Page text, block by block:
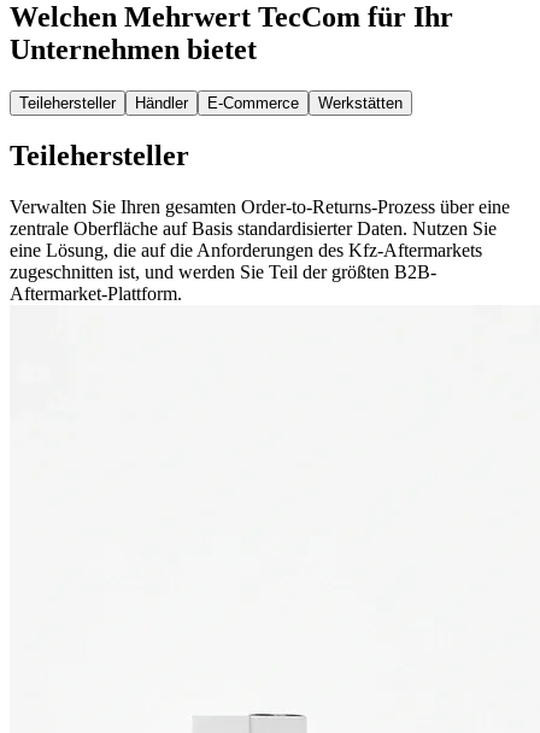
Welchen Mehrwert TecCom für Ihr
Unternehmen bietet
Teilehersteller Händler E-Commerce Werkstätten
Teilehersteller
Verwalten Sie Ihren gesamten Order-to-Returns-Prozess über eine
zentrale Oberfläche auf Basis standardisierter Daten. Nutzen Sie
eine Lösung, die auf die Anforderungen des Kfz-Aftermarkets
zugeschnitten ist, und werden Sie Teil der größten B2B-
Aftermarket-Plattform.